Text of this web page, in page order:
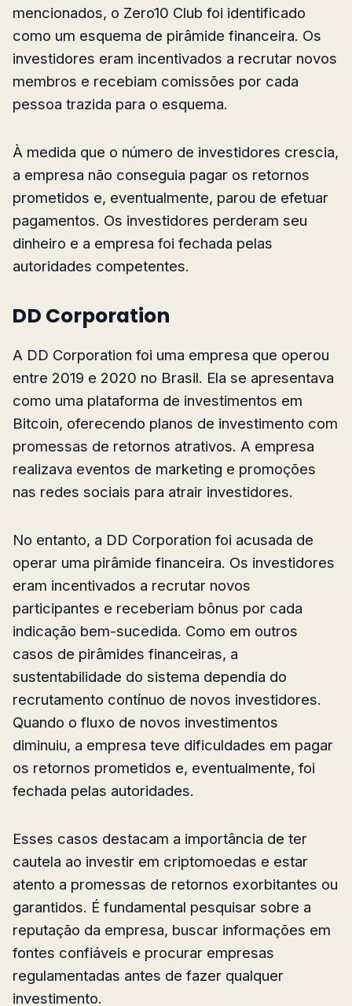
mencionados, o Zero10 Club foi identificado
como um esquema de pirâmide financeira. Os
investidores eram incentivados a recrutar novos
membros e recebiam comissões por cada
pessoa trazida para o esquema.
À medida que o número de investidores crescia,
a empresa não conseguia pagar os retornos
prometidos e, eventualmente, parou de efetuar
pagamentos. Os investidores perderam seu
dinheiro e a empresa foi fechada pelas
autoridades competentes.
DD Corporation
A DD Corporation foi uma empresa que operou
entre 2019 e 2020 no Brasil. Ela se apresentava
como uma plataforma de investimentos em
Bitcoin, oferecendo planos de investimento com
promessas de retornos atrativos. A empresa
realizava eventos de marketing e promoções
nas redes sociais para atrair investidores.
No entanto, a DD Corporation foi acusada de
operar uma pirâmide financeira. Os investidores
eram incentivados a recrutar novos
participantes e receberiam bônus por cada
indicação bem-sucedida. Como em outros
casos de pirâmides financeiras, a
sustentabilidade do sistema dependia do
recrutamento contínuo de novos investidores.
Quando o fluxo de novos investimentos
diminuiu, a empresa teve dificuldades em pagar
os retornos prometidos e, eventualmente, foi
fechada pelas autoridades.
Esses casos destacam a importância de ter
cautela ao investir em criptomoedas e estar
atento a promessas de retornos exorbitantes ou
garantidos. É fundamental pesquisar sobre a
reputação da empresa, buscar informações em
fontes confiáveis e procurar empresas
regulamentadas antes de fazer qualquer
investimento.